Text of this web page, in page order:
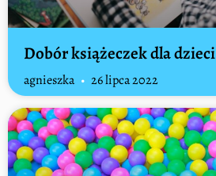
Dobór książeczek dla dzieci
agnieszka 26 lipca 2022